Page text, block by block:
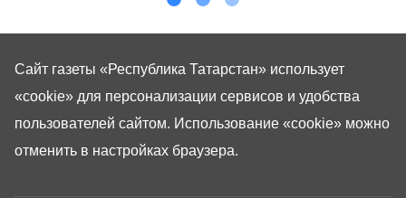
Сайт газеты «Республика Татарстан» использует
«cookie» для персонализации сервисов и удобства
пользователей сайтом. Использование «cookie» можно
отменить в настройках браузера.